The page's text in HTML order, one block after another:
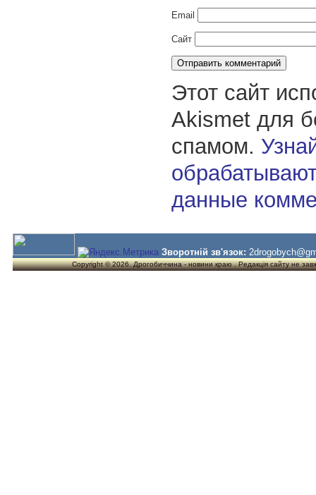
Email
Сайт
Этот сайт
Akismet для
спамом.
данные
Зворотній зв'язок:
Copyright © 2026. Дрогобиччина - новини краю . Редакція сайту не